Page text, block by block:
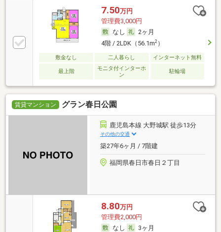
7.50万円
管理費3,000円
なし
2ヶ月
4階 / 2LDK（56.1m2）
敷金なし 二人暮らし インターネット無料
最上階
モニタ付インターホ
ン
駐輪場
賃貸マンション グラン春日公園
鹿児島本線 大野城駅 徒歩13分
その他の交通
築27年6ヶ月 / 7階建
福岡県春日市春日２丁目
8.80万円
管理費2,000円
なし
3ヶ月